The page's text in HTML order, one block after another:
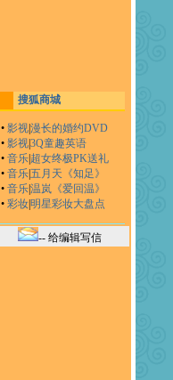
搜狐商城
• 影视漫长的婚约DVD
• 影视3Q童趣英语
• 音乐 超女终极PK送礼
• 音乐五月天《知足》
• 音乐温岚《爱回温》
• 彩妆明星彩妆大盘点
-- 给编辑写信